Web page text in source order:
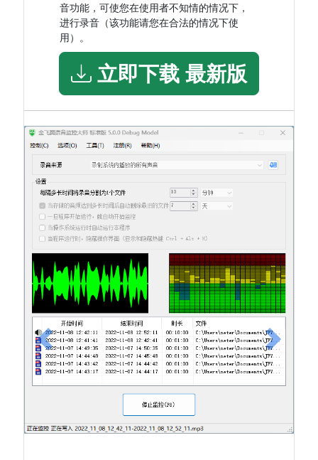
音功能，可使您在使用者不知情的情况下，
进行录音（该功能请您在合法的情况下使
用）。
立即下载 最新版
上一张 下一张